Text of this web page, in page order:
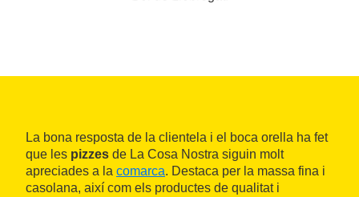
La bona resposta de la clientela i el boca orella ha fet
que les pizzes de La Cosa Nostra siguin molt
apreciades a la comarca. Destaca per la massa fina i
casolana, així com els productes de qualitat i